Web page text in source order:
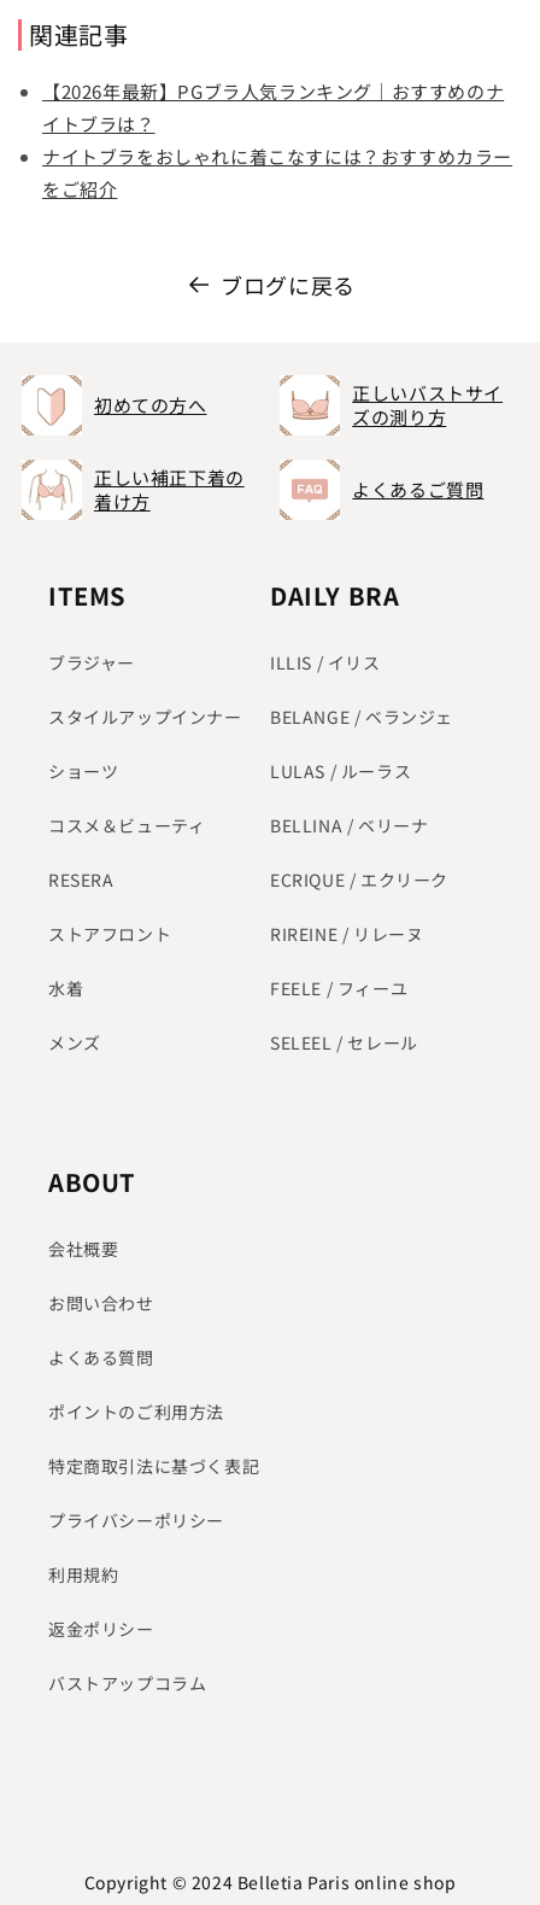
関連記事
【2026年最新】PGブラ人気ランキング｜おすすめのナ
イトブラは？
ナイトブラをおしゃれに着こなすには？おすすめカラー
をご紹介
ブログに戻る
初めての方へ
正しいバストサイ
ズの測り方
正しい補正下着の
着け方
よくあるご質問
ITEMS
ブラジャー
スタイルアップインナー
ショーツ
コスメ＆ビューティ
RESERA
ストアフロント
水着
メンズ
DAILY BRA
ILLIS / イリス
BELANGE / ベランジェ
LULAS / ルーラス
BELLINA / ベリーナ
ECRIQUE / エクリーク
RIREINE / リレーヌ
FEELE / フィーユ
SELEEL / セレール
ABOUT
会社概要
お問い合わせ
よくある質問
ポイントのご利用方法
特定商取引法に基づく表記
プライバシーポリシー
利用規約
返金ポリシー
バストアップコラム
Copyright © 2024 Belletia Paris online shop